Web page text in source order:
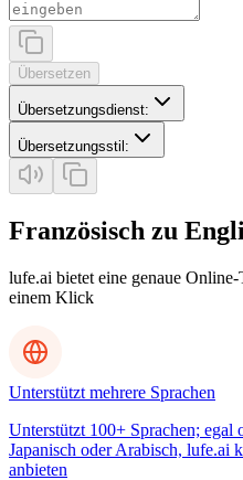
Übersetzen
Übersetzungsdienst:
Übersetzungsstil :
Französisch zu
lufe.ai bietet eine genaue
einem Klick
Unterstützt mehrere Sprachen
Unterstützt 100+ Sprachen; egal
Japanisch oder Arabisch, lufe.ai
anbieten